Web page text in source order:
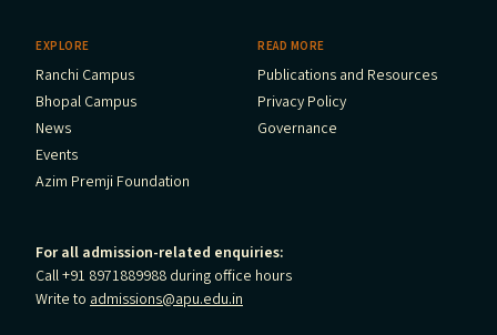
EXPLORE
Ranchi Campus
Bhopal Campus
News
Events
Azim Premji Foundation
READ MORE
Publications and Resources
Privacy Policy
Governance
For all admission-related enquiries:
Call +91 8971889988 during office hours
Write to admissions@apu.edu.in